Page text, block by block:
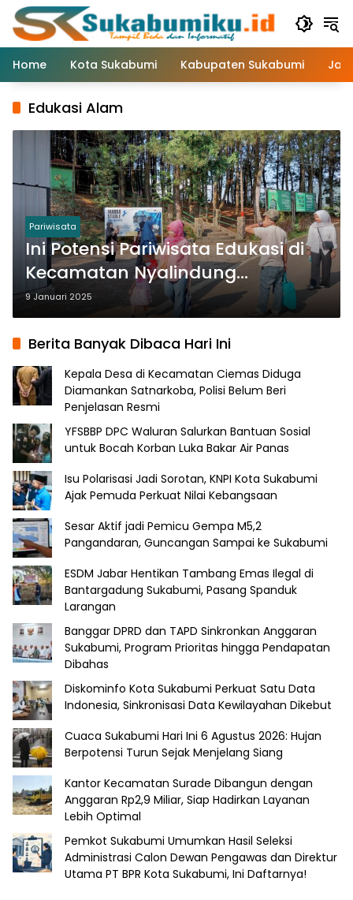
Langsung
konten
Home
Kota Sukabumi Kabupaten Sukabumi
Edukasi Alam
Pariwisata
Ini Potensi Pariwisata Edukasi di
Kecamatan Nyalindung
Sukabumi
9 Januari 2025
Berita Banyak Dibaca Hari Ini
Kepala Desa di Kecamatan Ciemas Diduga
Diamankan Satnarkoba, Polisi Belum Beri
Penjelasan Resmi
YFSBBP DPC Waluran Salurkan Bantuan Sosial
untuk Bocah Korban Luka Bakar Air Panas
Isu Polarisasi Jadi Sorotan, KNPI Kota Sukabumi
Ajak Pemuda Perkuat Nilai Kebangsaan
Sesar Aktif jadi Pemicu Gempa M5,2
Pangandaran, Guncangan Sampai ke Sukabumi
ESDM Jabar Hentikan Tambang Emas Ilegal di
Bantargadung Sukabumi, Pasang Spanduk
Larangan
Banggar DPRD dan TAPD Sinkronkan Anggaran
Sukabumi, Program Prioritas hingga Pendapatan
Dibahas
Diskominfo Kota Sukabumi Perkuat Satu Data
Indonesia, Sinkronisasi Data Kewilayahan Dikebut
Cuaca Sukabumi Hari Ini 6 Agustus 2026: Hujan
Berpotensi Turun Sejak Menjelang Siang
Kantor Kecamatan Surade Dibangun dengan
Anggaran Rp2,9 Miliar, Siap Hadirkan Layanan
Lebih Optimal
Pemkot Sukabumi Umumkan Hasil Seleksi
Administrasi Calon Dewan Pengawas dan Direktur
Utama PT BPR Kota Sukabumi, Ini Daftarnya!